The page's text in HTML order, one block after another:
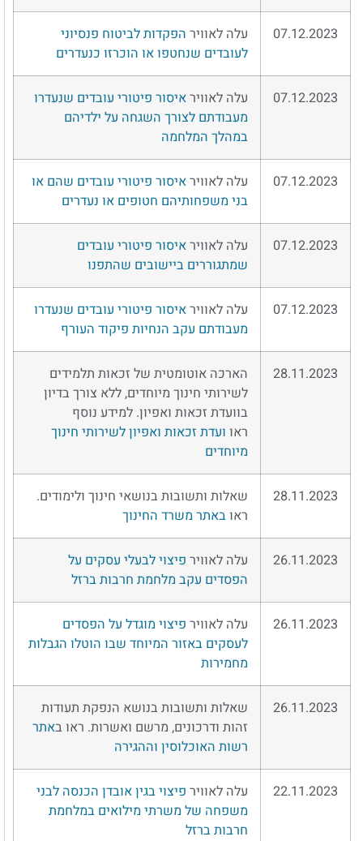
07.12.2023 עלה לאוויר הפקדות לביטוח פנסיוני
לעובדים שנחטפו או הוכרזו כנעדרים
07.12.2023 עלה לאוויראיסור פיטורי עובדים שנעדרו
מעבודתם לצורך השגחה על ילדיהם
במהלך המלחמה
07.12.2023 עלה לאוויראיסור פיטורי עובדים שהם או
בני משפחותיהם חטופים או נעדרים
07.12.2023 עלה לאוויראיסור פיטורי עובדים
שמתגוררים ביישובים שהתפנו
07.12.2023 עלה לאוויראיסור פיטורי עובדים שנעדרו
מעבודתם עקב הנחיות פיקוד העורף
28.11.2023
הארכה אוטומטית של זכאות תלמידים
לשירותי חינוך מיוחדים, ללא צורך בדיון
בוועדת זכאות ואפיון. למידע נוסף
ראו ועדת זכאות ואפיון לשירותי חינוך
מיוחדים
28.11.2023
שאלות ותשובות בנושאי חינוך ולימודים.
ראובאתר משרד החינוך
26.11.2023 עלה לאוויר פיצוי לבעלי עסקים על
הפסדים עקב מלחמת חרבות ברזל
26.11.2023 עלה לאוויר פיצוי מוגדל על הפסדים
לעסקים באזור המיוחד שבו הוטלו הגבלות
מחמירות
26.11.2023
שאלות ותשובות בנושא הנפקת תעודות
זהות ודרכונים, מרשם ואשרות. ראו באתר
רשות האוכלוסין וההגירה
22.11.2023 עלה לאוויר פיצוי בגין אובדן הכנסה לבני
משפחה של משרתי מילואים במלחמת
חרבות ברזל